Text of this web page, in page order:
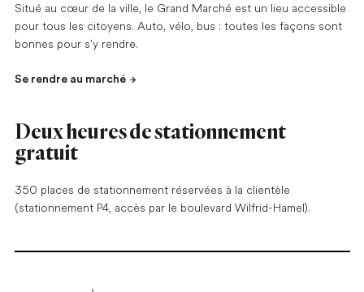
Situé au cœur de la ville, le Grand Marché est un lieu accessible
pour tous les citoyens. Auto, vélo, bus : toutes les façons sont
bonnes pour s'y rendre.
Se rendre au marché
Deux heures de stationnement
gratuit
350 places de stationnement réservées à la clientèle
(stationnement P4, accès par le boulevard Wilfrid-Hamel).